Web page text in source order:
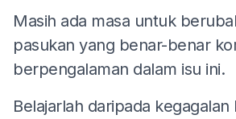
Masih ada masa untuk
pasukan yang benar-benar
berpengalaman dalam isu ini.
Belajarlah daripada kegagalan